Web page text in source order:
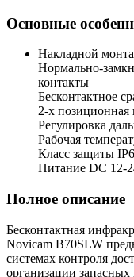
Основные
Накладной
Нормально-
контакты
Бесконтактное
2-х позиционная
Регулировка
Рабочая
Класс защиты
Питание DC 12-
Полное описание
Бесконтактная
Novicam B70SLW
системах контроля
организации